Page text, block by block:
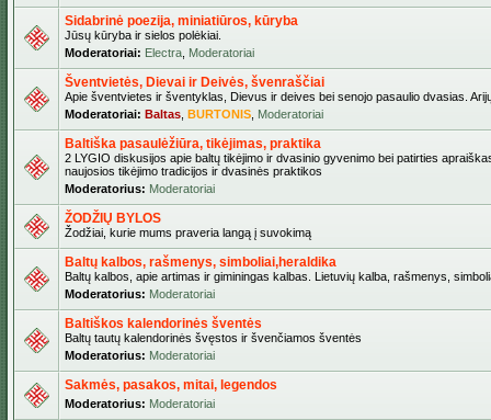
Sidabrinė poezija, miniatiūros, kūryba
Jūsų kūryba ir sielos polėkiai.
Moderatoriai: Electra Moderatoriai
Šventvietės, Dievai ir Deivės, švenraščiai
Apie šventvietes ir šventyklas, Dievus ir deives bei senojo pasaulio dvasias.
Moderatoriai: Baltas BURTONIS Moderatoriai
Baltiška pasaulėžiūra, tikėjimas, praktika
2 LYGIO diskusijos apie baltų tikėjimo ir dvasinio gyvenimo bei patirties
naujosios tikėjimo tradicijos ir dvasinės praktikos
Moderatorius: Moderatoriai
ŽODŽIŲ BYLOS
Žodžiai, kurie mums praveria langą į suvokimą
Baltų kalbos, rašmenys, simboliai,heraldika
Baltų kalbos, apie artimas ir giminingas kalbas. Lietuvių kalba, rašmenys,
Moderatorius: Moderatoriai
Baltiškos kalendorinės šventės
Baltų tautų kalendorinės švęstos ir švenčiamos šventės
Moderatorius: Moderatoriai
Sakmės, pasakos, mitai, legendos
Moderatorius: Moderatoriai